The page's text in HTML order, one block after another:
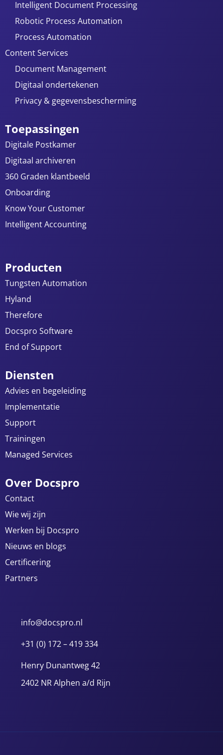
Intelligent Document Processing
Robotic Process Automation
Process Automation
Content Services
Document Management
Digitaal ondertekenen
Privacy & gegevensbescherming
Toepassingen
Digitale Postkamer
Digitaal archiveren
360 Graden klantbeeld
Onboarding
Know Your Customer
Intelligent Accounting
Producten
Tungsten Automation
Hyland
Therefore
Docspro Software
End of Support
Diensten
Advies en begeleiding
Implementatie
Support
Trainingen
Managed Services
Over Docspro
Contact
Wie wij zijn
Werken bij Docspro
Nieuws en blogs
Certificering
Partners
info@docspro.nl
+31 (0) 172 – 419 334
Henry Dunantweg 42
2402 NR Alphen a/d Rijn